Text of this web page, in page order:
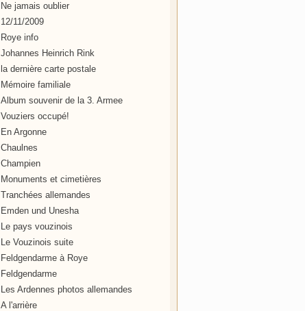
Ne jamais oublier
12/11/2009
Roye info
Johannes Heinrich Rink
la dernière carte postale
Mémoire familiale
Album souvenir de la 3. Armee
Vouziers occupé!
En Argonne
Chaulnes
Champien
Monuments et cimetières
Tranchées allemandes
Emden und Unesha
Le pays vouzinois
Le Vouzinois suite
Feldgendarme à Roye
Feldgendarme
Les Ardennes photos allemandes
A l'arrière